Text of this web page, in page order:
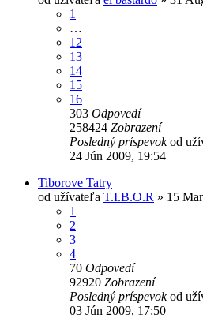
1
…
12
13
14
15
16
303 Odpovedí
258424 Zobrazení
Posledný príspevokod
24 Jún 2009, 19:54
Tiborove Tatry
od užívateľa T.I.B.O.R » 15
1
2
3
4
70 Odpovedí
92920 Zobrazení
Posledný príspevokod
03 Jún 2009, 17:50